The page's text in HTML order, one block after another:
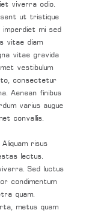
viverra odio.
ut tristique
imperdiet mi sed
vitae diam
vitae gravida
vestibulum
consectetur
Aenean finibus
varius augue
convallis.
risus
lectus.
Sed luctus
condimentum
quam.
metus quam